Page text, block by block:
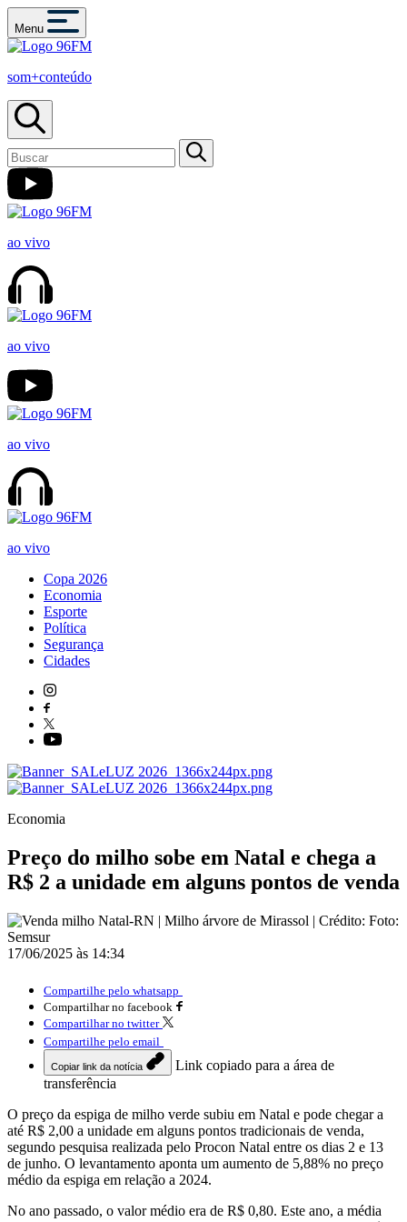
Menu
som+conteúdo
ao vivo
ao vivo
ao vivo
ao vivo
Copa 2026
Economia
Esporte
Política
Segurança
Cidades
Economia
Preço do milho sobe em Natal e chega a
R$ 2 a unidade em alguns pontos de venda
17/06/2025 às 14:34
Compartilhe pelo whatsapp
Compartilhar no facebook
Compartilhar no twitter
Compartilhe pelo email
Copiar link da notícia
Link copiado para a área de
transferência
O preço da espiga de milho verde subiu em Natal e pode chegar a
até R$ 2,00 a unidade em alguns pontos tradicionais de venda,
segundo pesquisa realizada pelo Procon Natal entre os dias 2 e 13
de junho. O levantamento aponta um aumento de 5,88% no preço
médio da espiga em relação a 2024.
No ano passado, o valor médio era de R$ 0,80. Este ano, a média